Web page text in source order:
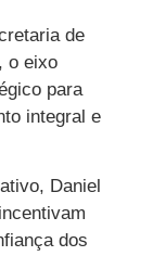
de
o eixo
para
integral e
Daniel
dos